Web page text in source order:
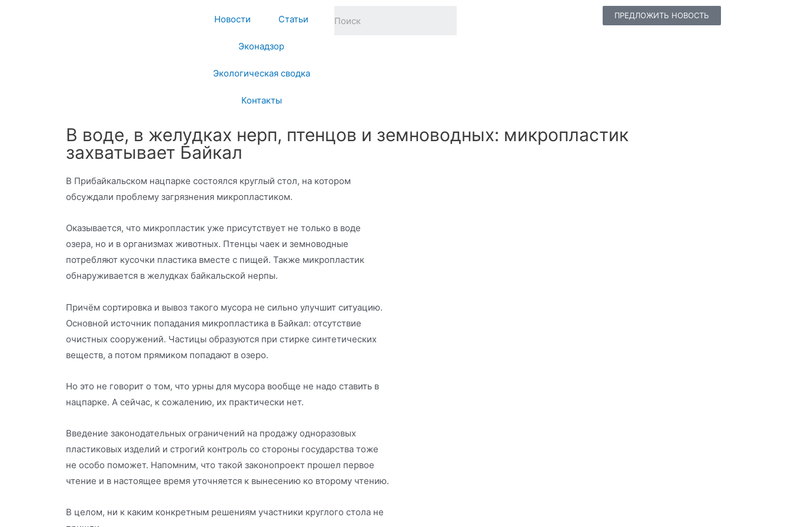
Новости Статьи
Эконадзор
Экологическая сводка
Контакты
ПРЕДЛОЖИТЬ НОВОСТЬ
В воде, в желудках нерп, птенцов и земноводных: микропластик
захватывает Байкал
В Прибайкальском нацпарке состоялся круглый стол, на котором
обсуждали проблему загрязнения микропластиком.
Оказывается, что микропластик уже присутствует не только в воде
озера, но и в организмах животных. Птенцы чаек и земноводные
потребляют кусочки пластика вместе с пищей. Также микропластик
обнаруживается в желудках байкальской нерпы.
Причём сортировка и вывоз такого мусора не сильно улучшит ситуацию.
Основной источник попадания микропластика в Байкал: отсутствие
очистных сооружений. Частицы образуются при стирке синтетических
веществ, а потом прямиком попадают в озеро.
Но это не говорит о том, что урны для мусора вообще не надо ставить в
нацпарке. А сейчас, к сожалению, их практически нет.
Введение законодательных ограничений на продажу одноразовых
пластиковых изделий и строгий контроль со стороны государства тоже
не особо поможет. Напомним, что такой законопроект прошел первое
чтение и в настоящее время уточняется к вынесению ко второму чтению.
В целом, ни к каким конкретным решениям участники круглого стола не